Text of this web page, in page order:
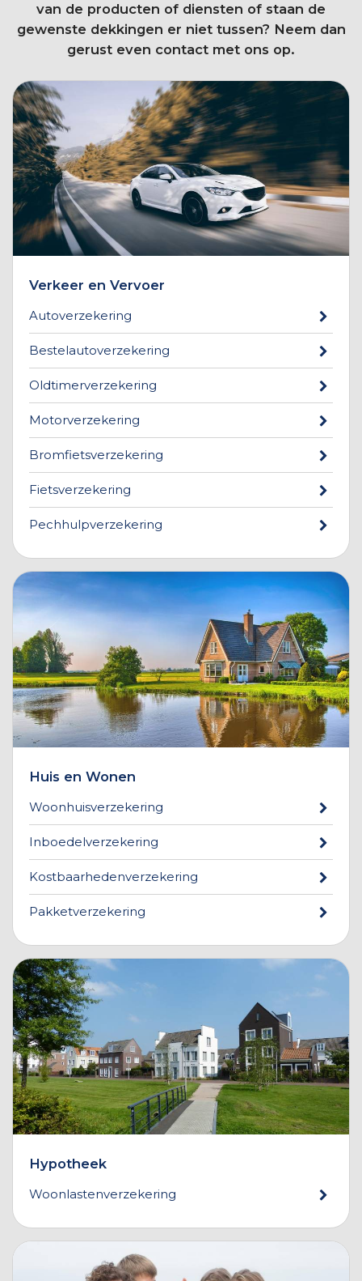
van de producten of diensten of staan de
gewenste dekkingen er niet tussen? Neem dan
gerust even contact met ons op.
Verkeer en Vervoer
Autoverzekering
Bestelautoverzekering
Oldtimerverzekering
Motorverzekering
Bromfietsverzekering
Fietsverzekering
Pechhulpverzekering
Huis en Wonen
Woonhuisverzekering
Inboedelverzekering
Kostbaarhedenverzekering
Pakketverzekering
Hypotheek
Woonlastenverzekering